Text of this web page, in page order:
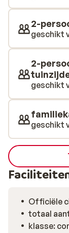
het niet ver
koele
opladen voor
in het hotel of
2-
geschikt
2-
geschikt
geschikt
Officiële
totaal
klasse: